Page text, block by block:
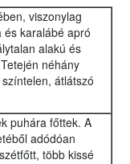
viszonylag
karalábé apró
alakú és
néhány
átlátszó
puhára főttek. A
adódóan
több kissé